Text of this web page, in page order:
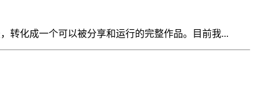
转化成一个可以被分享和运行的完整作品。目前我...